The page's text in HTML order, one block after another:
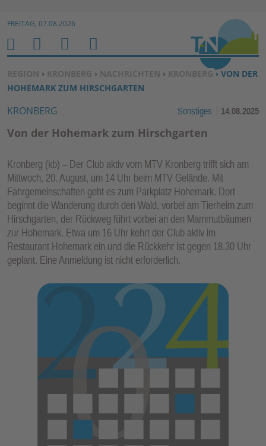
Zum Inhalt springen ↓
FREITAG, 07.08.2026
SIE BEFINDEN SICH HIER:
REGION › KRONBERG › NACHRICHTEN › KRONBERG› VON DER
HOHEMARK ZUM HIRSCHGARTEN
KRONBERG Sonstiges 14.08.2025
Von der Hohemark zum Hirschgarten
Kronberg (kb) – Der Club aktiv vom MTV Kronberg trifft sich am
Mittwoch, 20. August, um 14 Uhr beim MTV Gelände. Mit
Fahrgemeinschaften geht es zum Parkplatz Hohemark. Dort
beginnt die Wanderung durch den Wald, vorbei am Tierheim zum
Hirschgarten, der Rückweg führt vorbei an den Mammutbäumen
zur Hohemark. Etwa um 16 Uhr kehrt der Club aktiv im
Restaurant Hohemark ein und die Rückkehr ist gegen 18.30 Uhr
geplant. Eine Anmeldung ist nicht erforderlich.
H
O
M
E
M
E
N
U
S
U
C
N
B
E
N
Z
R
F
U
N
K
TI
O
N
E